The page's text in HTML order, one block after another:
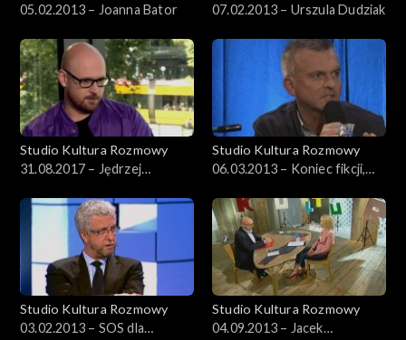
05.02.2013 – Joanna Bator
07.02.2013 – Urszula Dudziak
Studio Kultura Rozmowy
31.08.2017 – Jędrzej
Studio Kultura Rozmowy
06.03.2013 – Koniec fikcji,
Studio Kultura Rozmowy
03.02.2013 – SOS dla
Studio Kultura Rozmowy
04.09.2013 – Jacek